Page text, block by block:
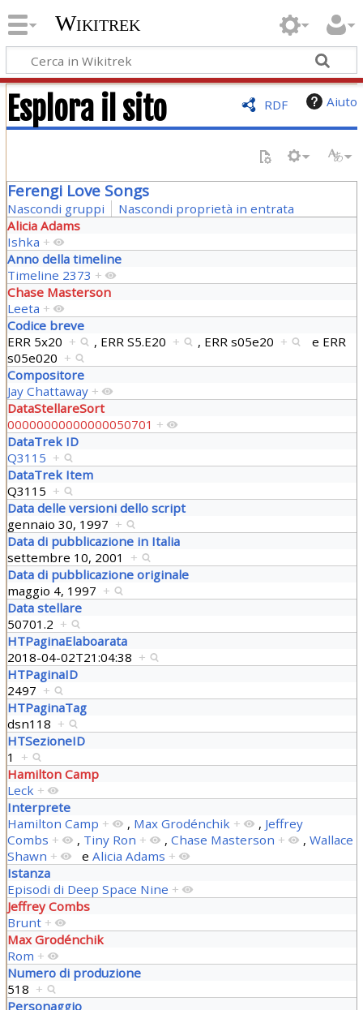
Wikitrek
RDF Aiuto
Esplora il sito
Ferengi Love Songs
Nascondi gruppi
Nascondi proprietà in entrata
Alicia Adams
Ishka +
Anno della timeline
Timeline 2373 +
Chase Masterson
Leeta +
Codice breve
ERR 5x20 + , ERR S5.E20 + , ERR s05e20 + e ERR
s05e020 +
Compositore
Jay Chattaway +
DataStellareSort
00000000000000050701 +
DataTrek ID
Q3115 +
DataTrek Item
Q3115 +
Data delle versioni dello script
gennaio 30, 1997 +
Data di pubblicazione in Italia
settembre 10, 2001 +
Data di pubblicazione originale
maggio 4, 1997 +
Data stellare
50701.2 +
HTPaginaElaboarata
2018-04-02T21:04:38 +
HTPaginaID
2497 +
HTPaginaTag
dsn118 +
HTSezioneID
1 +
Hamilton Camp
Leck +
Interprete
Hamilton Camp + , Max Grodénchik + , Jeffrey
Combs + , Tiny Ron + , Chase Masterson + , Wallace
Shawn + e Alicia Adams +
Istanza
Episodi di Deep Space Nine +
Jeffrey Combs
Brunt +
Max Grodénchik
Rom +
Numero di produzione
518 +
Personaggio